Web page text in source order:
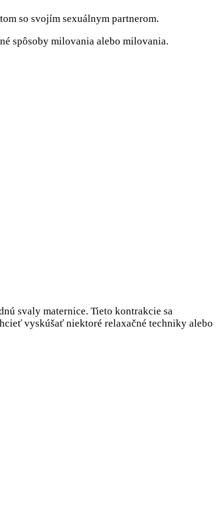
so svojím sexuálnym partnerom.
spôsoby milovania alebo milovania.
svaly maternice. Tieto kontrakcie sa
vyskúšať niektoré relaxačné techniky alebo